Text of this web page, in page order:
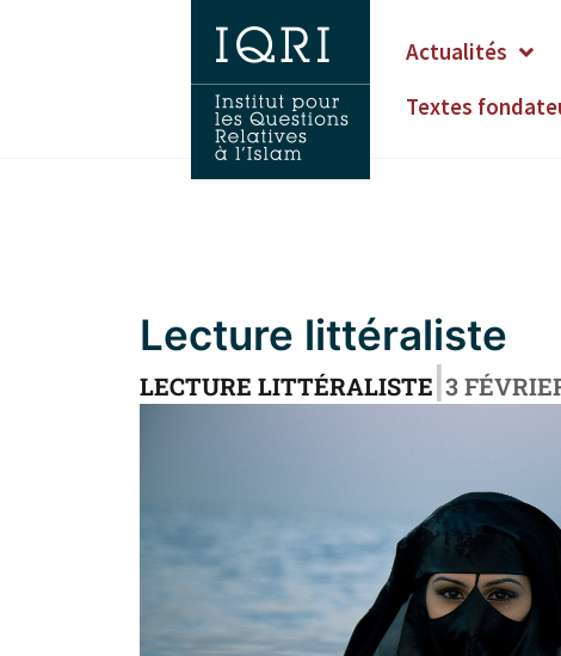
Actualités
Textes
Lecture littéraliste
LECTURE LITTÉRALISTE 3